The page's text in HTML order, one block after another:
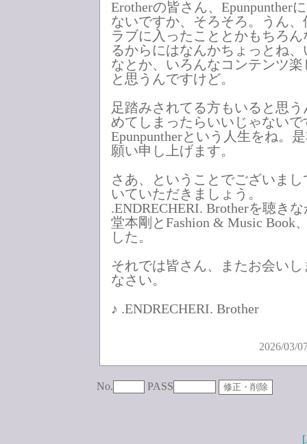
Erotherの皆さん、Epunpunther
ないですか、そろそろ。うん
ラブに入ったこととかもちろ
るからにはなんかちょっとね
なとか、いろんなコンテンツ
と思うんですけど。
足踏みされてる方もいると思
めてしまったらいいじゃない
Epunpuntherという人生をね。
願い申し上げます。
さあ、ということでございま
いていただきましょう。
.ENDRECHERI. Brotherを聴き
堂本剛とFashion & Music Book
した。
それでは皆さん、またお会い
なさい。
♪ .ENDRECHERI. Brother
2026/03/
No. PASS